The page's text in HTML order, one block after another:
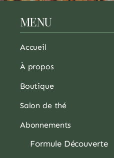
MENU
Accueil
À propos
Boutique
Salon de thé
Abonnements
Formule Découverte